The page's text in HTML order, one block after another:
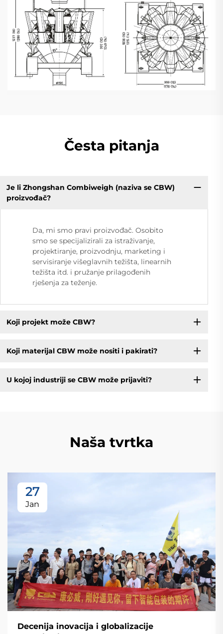
Česta pitanja
Je li Zhongshan Combiweigh (naziva se CBW)
proizvođač?
Da, mi smo pravi proizvođač. Osobito
smo se specijalizirali za istraživanje,
projektiranje, proizvodnju, marketing i
servisiranje višeglavnih težišta, linearnih
težišta itd. i pružanje prilagođenih
rješenja za teženje.
Koji projekt može CBW?
Koji materijal CBW može nositi i pakirati?
U kojoj industriji se CBW može prijaviti?
Naša tvrtka
27
Jan
Decenija inovacija i globalizacije